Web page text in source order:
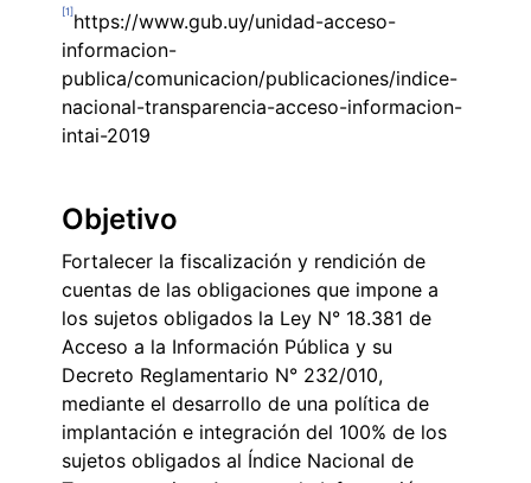
[1]https://www.gub.uy/unidad-acceso-
informacion-
publica/comunicacion/publicaciones/indice-
nacional-transparencia-acceso-informacion-
intai-2019
Objetivo
Fortalecer la fiscalización y rendición de
cuentas de las obligaciones que impone a
los sujetos obligados la Ley N° 18.381 de
Acceso a la Información Pública y su
Decreto Reglamentario N° 232/010,
mediante el desarrollo de una política de
implantación e integración del 100% de los
sujetos obligados al Índice Nacional de